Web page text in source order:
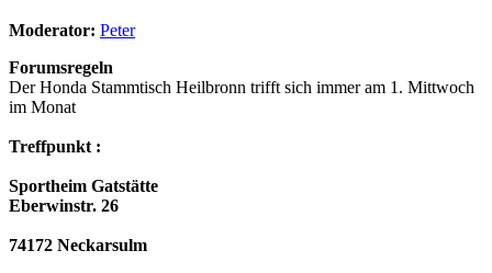
Moderator: Peter
Forumsregeln
Der Honda Stammtisch Heilbronn trifft sich immer am 1. Mittwoch
im Monat
Treffpunkt :
Sportheim Gatstätte
Eberwinstr. 26
74172 Neckarsulm